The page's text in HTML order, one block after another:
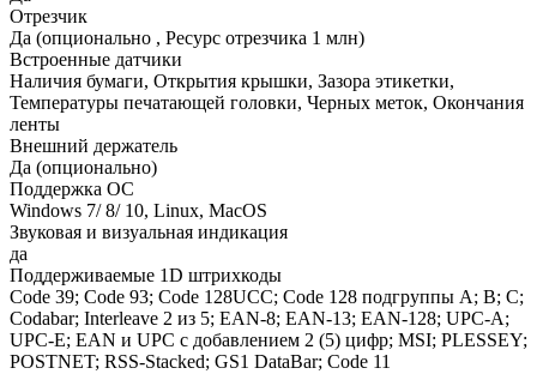
Отрезчик
Да (опционально , Ресурс отрезчика 1 млн)
Встроенные датчики
Наличия бумаги, Открытия крышки, Зазора этикетки,
Температуры печатающей головки, Черных меток, Окончания
ленты
Внешний держатель
Да (опционально)
Поддержка ОС
Windows 7/ 8/ 10, Linux, MacOS
Звуковая и визуальная индикация
да
Поддерживаемые 1D штрихкоды
Code 39; Code 93; Code 128UCC; Code 128 подгруппы A; B; C;
Codabar; Interleave 2 из 5; EAN-8; EAN-13; EAN-128; UPC-A;
UPC-E; EAN и UPC с добавлением 2 (5) цифр; MSI; PLESSEY;
POSTNET; RSS-Stacked; GS1 DataBar; Code 11